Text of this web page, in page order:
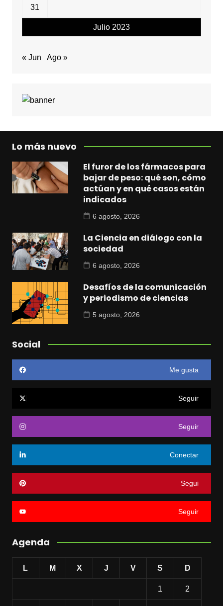
Julio 2023
31
« Jun Ago »
Lo más nuevo
El furor de los fármacos para
bajar de peso: qué son, cómo
actúan y en qué casos están
indicados
6 agosto, 2026
La Ciencia en diálogo con la
sociedad
6 agosto, 2026
Desafíos de la comunicación
y periodismo de ciencias
5 agosto, 2026
Social
Me gusta
Seguir
Seguir
Conectar
Segui
Seguir
Agenda
L M X J V S D
1 2